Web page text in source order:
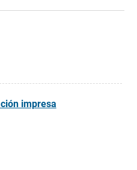
impresa